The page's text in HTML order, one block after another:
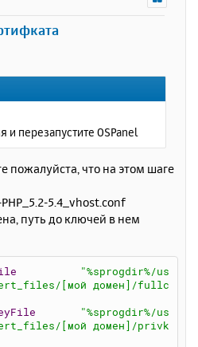
и перезапустите OSPanel
пожалуйста, что на этом шаге
5.4_vhost.conf
путь до ключей в нем
"%sprogdir%/us
[мой домен]/fullc
"%sprogdir%/us
[мой домен]/privk